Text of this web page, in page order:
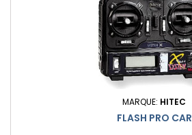
MARQUE: HITEC
FLASH PRO CAR